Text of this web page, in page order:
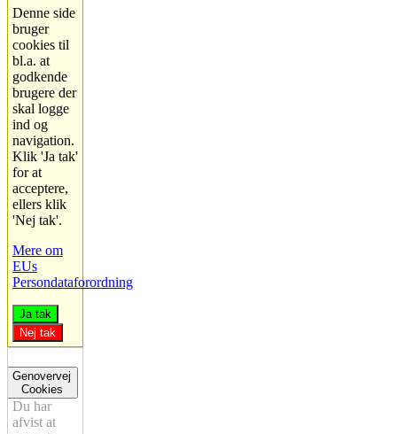
Denne side
bruger
cookies til
bl.a. at
godkende
brugere der
skal logge
ind og
navigation.
Klik 'Ja tak'
for at
acceptere,
ellers klik
'Nej tak'.
Mere om
EUs
Persondataforordning
Ja tak
Nej tak
Genovervej
Cookies
Du har
afvist at